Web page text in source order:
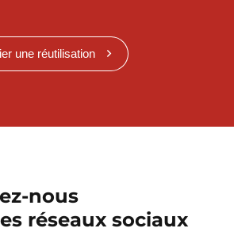
une réutilisation
nous
réseaux sociaux